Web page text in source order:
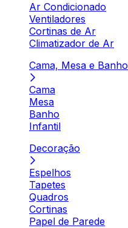
Ar Condicionado
Ventiladores
Cortinas de Ar
Climatizador de Ar
Cama, Mesa e Banho
Cama
Mesa
Banho
Infantil
Decoração
Espelhos
Tapetes
Quadros
Cortinas
Papel de Parede